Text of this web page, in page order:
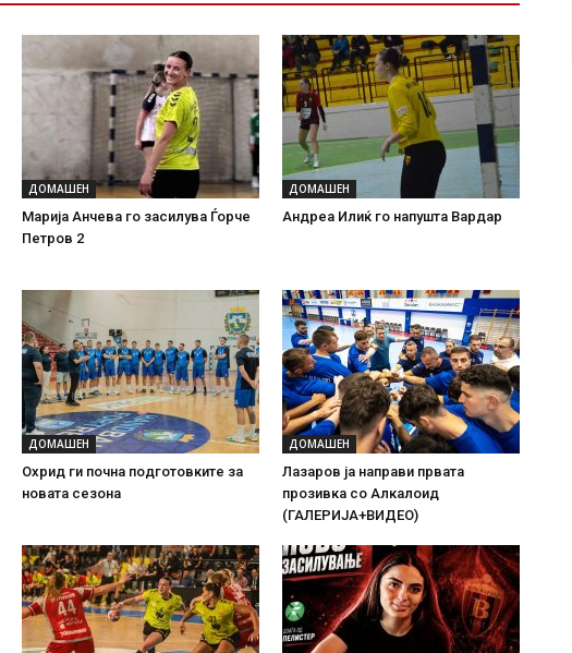
ДОМАШЕН
Марија Анчева го засилува Ѓорче
Петров 2
ДОМАШЕН
Андреа Илиќ го напушта Вардар
ДОМАШЕН
Охрид ги почна подготовките за
новата сезона
ДОМАШЕН
Лазаров ја направи првата
прозивка со Алкалоид
(ГАЛЕРИЈА+ВИДЕО)